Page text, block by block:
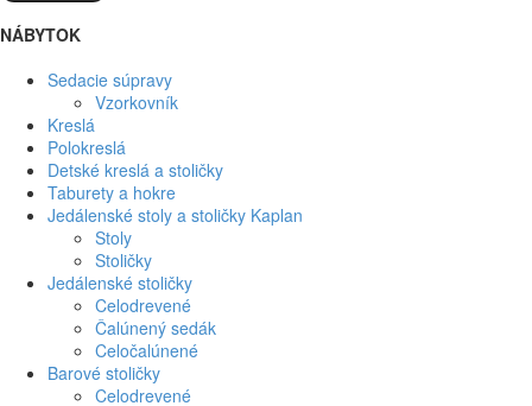
NÁBYTOK
Sedacie súpravy
Vzorkovník
Kreslá
Polokreslá
Detské kreslá a stoličky
Taburety a hokre
Jedálenské stoly a stoličky Kaplan
Stoly
Stoličky
Jedálenské stoličky
Celodrevené
Čalúnený sedák
Celočalúnené
Barové stoličky
Celodrevené